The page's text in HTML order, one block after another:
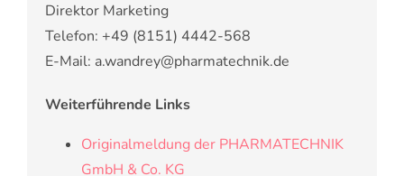
Direktor Marketing
Telefon: +49 (8151) 4442-568
E-Mail: a.wandrey@pharmatechnik.de
Weiterführende Links
Originalmeldung der PHARMATECHNIK
GmbH & Co. KG